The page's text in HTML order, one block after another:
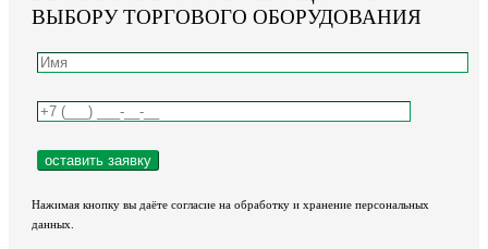
ВЫБОРУ ТОРГОВОГО ОБОРУДОВАНИЯ
Нажимая кнопку вы даёте согласие на обработку и хранение персональных
данных.